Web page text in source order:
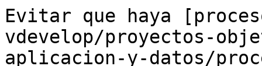
Evitar que haya
vdevelop/proyectos-
aplicacion-y-datos/